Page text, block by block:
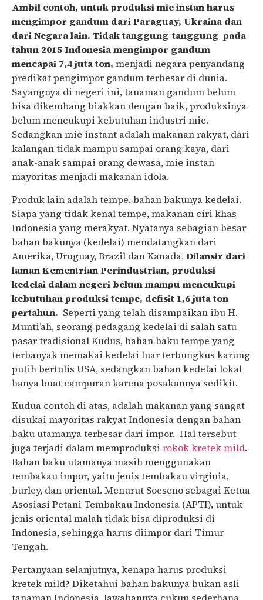
Ambil contoh, untuk produksi mie instan harus
mengimpor gandum dari Paraguay, Ukraina dan
dari Negara lain. Tidak tanggung-tanggung pada
tahun 2015 Indonesia mengimpor gandum
mencapai 7,4 juta ton, menjadi negara penyandang
predikat pengimpor gandum terbesar di dunia.
Sayangnya di negeri ini, tanaman gandum belum
bisa dikembang biakkan dengan baik, produksinya
belum mencukupi kebutuhan industri mie.
Sedangkan mie instant adalah makanan rakyat, dari
kalangan tidak mampu sampai orang kaya, dari
anak-anak sampai orang dewasa, mie instan
mayoritas menjadi makanan idola.
Produk lain adalah tempe, bahan bakunya kedelai.
Siapa yang tidak kenal tempe, makanan ciri khas
Indonesia yang merakyat. Nyatanya sebagian besar
bahan bakunya (kedelai) mendatangkan dari
Amerika, Uruguay, Brazil dan Kanada. Dilansir dari
laman Kementrian Perindustrian, produksi
kedelai dalam negeri belum mampu mencukupi
kebutuhan produksi tempe, defisit 1,6 juta ton
pertahun. Seperti yang telah disampaikan ibu H.
Munti’ah, seorang pedagang kedelai di salah satu
pasar tradisional Kudus, bahan baku tempe yang
terbanyak memakai kedelai luar terbungkus karung
putih bertulis USA, sedangkan bahan kedelai lokal
hanya buat campuran karena posakannya sedikit.
Kudua contoh di atas, adalah makanan yang sangat
disukai mayoritas rakyat Indonesia dengan bahan
baku utamanya terbesar dari impor. Hal tersebut
juga terjadi dalam memproduksi rokok kretek mild.
Bahan baku utamanya masih menggunakan
tembakau impor, yaitu jenis tembakau virginia,
burley, dan oriental. Menurut Soeseno sebagai Ketua
Asosiasi Petani Tembakau Indonesia (APTI), untuk
jenis oriental malah tidak bisa diproduksi di
Indonesia, sehingga harus diimpor dari Timur
Tengah.
Pertanyaan selanjutnya, kenapa harus produksi
kretek mild? Diketahui bahan bakunya bukan asli
tanaman Indonesia. Jawabannya cukup sederhana,